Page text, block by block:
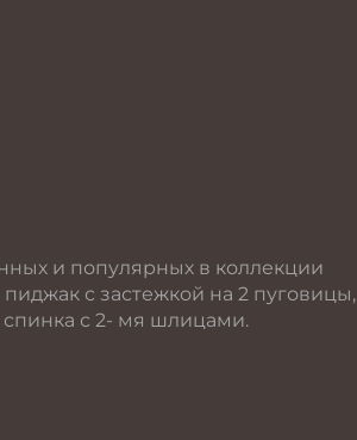
и популярных в коллекции
с застежкой на 2 пуговицы,
с 2- мя шлицами.